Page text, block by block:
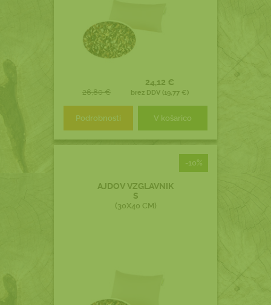
26,80 €
24,12 €
brez DDV (19,77 €)
Podrobnosti V košarico
-10%
AJDOV VZGLAVNIK
S
(30X40 CM)